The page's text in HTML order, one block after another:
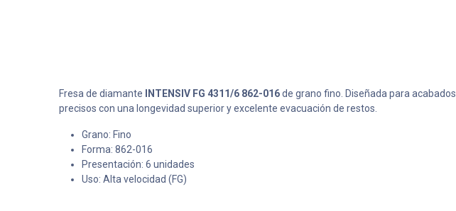
Fresa de diamante INTENSIV FG 4311/6 862-016de grano fino. Diseñada para acabados
precisos con una longevidad superior y excelente evacuación de restos.
Grano: Fino
Forma: 862-016
Presentación: 6 unidades
Uso: Alta velocidad (FG)